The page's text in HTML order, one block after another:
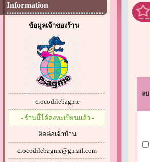
Information
ข้อมูลเจ้าของร้าน
crocodilebagme
- ร้านนี้ได้ลงทะเบียนแล้ว -
ติดต่อเจ้าบ้าน
crocodilebagme@gmail.com
ลบ